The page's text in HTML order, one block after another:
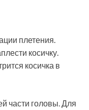
плетения.
косичку.
косичка в
части головы. Для